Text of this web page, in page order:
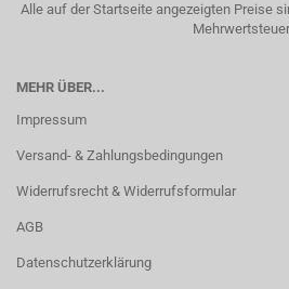
Alle auf der Startseite angezeigten Preise
MEHR ÜBER...
Impressum
Versand- & Zahlungsbedingungen
Widerrufsrecht & Widerrufsformular
AGB
Datenschutzerklärung